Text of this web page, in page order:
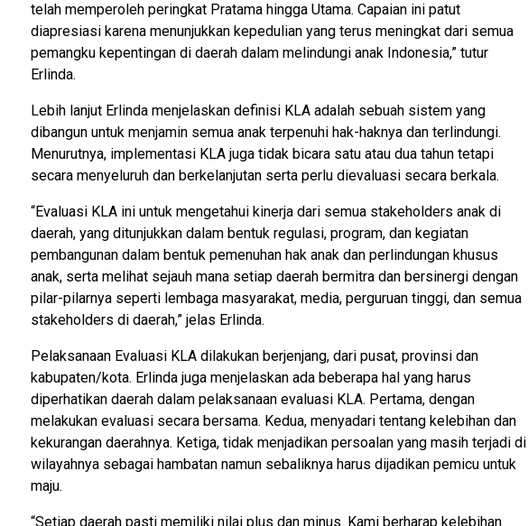
telah memperoleh peringkat Pratama hingga Utama. Capaian ini patut
diapresiasi karena menunjukkan kepedulian yang terus meningkat dari semua
pemangku kepentingan di daerah dalam melindungi anak Indonesia,” tutur
Erlinda.
Lebih lanjut Erlinda menjelaskan definisi KLA adalah sebuah sistem yang
dibangun untuk menjamin semua anak terpenuhi hak-haknya dan terlindungi.
Menurutnya, implementasi KLA juga tidak bicara satu atau dua tahun tetapi
secara menyeluruh dan berkelanjutan serta perlu dievaluasi secara berkala.
“Evaluasi KLA ini untuk mengetahui kinerja dari semua stakeholders anak di
daerah, yang ditunjukkan dalam bentuk regulasi, program, dan kegiatan
pembangunan dalam bentuk pemenuhan hak anak dan perlindungan khusus
anak, serta melihat sejauh mana setiap daerah bermitra dan bersinergi dengan
pilar-pilarnya seperti lembaga masyarakat, media, perguruan tinggi, dan semua
stakeholders di daerah,” jelas Erlinda.
Pelaksanaan Evaluasi KLA dilakukan berjenjang, dari pusat, provinsi dan
kabupaten/kota. Erlinda juga menjelaskan ada beberapa hal yang harus
diperhatikan daerah dalam pelaksanaan evaluasi KLA. Pertama, dengan
melakukan evaluasi secara bersama. Kedua, menyadari tentang kelebihan dan
kekurangan daerahnya. Ketiga, tidak menjadikan persoalan yang masih terjadi di
wilayahnya sebagai hambatan namun sebaliknya harus dijadikan pemicu untuk
maju.
“Setiap daerah pasti memiliki nilai plus dan minus. Kami berharap kelebihan